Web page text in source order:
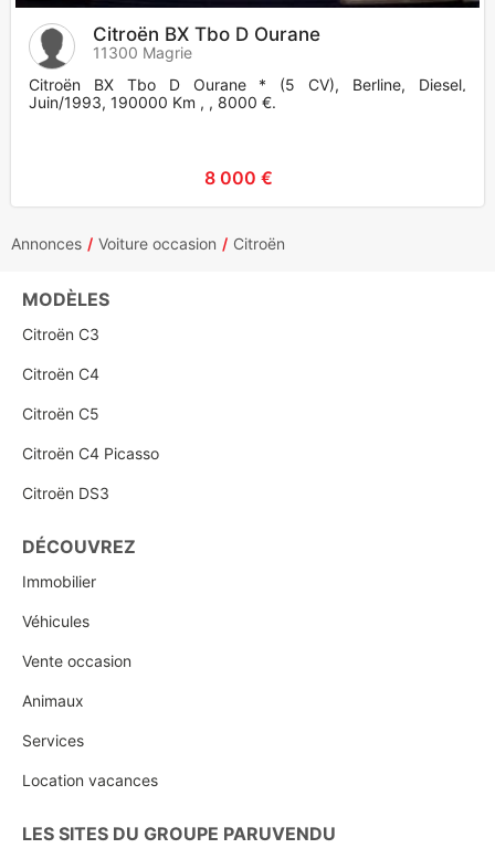
Citroën BX Tbo D Ourane
11300 Magrie
Citroën BX Tbo D Ourane * (5 CV), Berline, Diesel,
Juin/1993, 190000 Km , , 8000 €.
8 000 €
Annonces Voiture occasion Citroën
MODÈLES
Citroën C3
Citroën C4
Citroën C5
Citroën C4 Picasso
Citroën DS3
DÉCOUVREZ
Immobilier
Véhicules
Vente occasion
Animaux
Services
Location vacances
LES SITES DU GROUPE PARUVENDU